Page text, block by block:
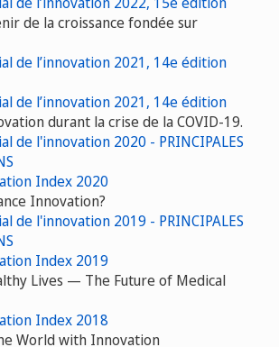
de la croissance fondée sur
de l’innovation 2021, 14e édition
de l’innovation 2021, 14e édition
durant la crise de la COVID-19.
de l'innovation 2020 - PRINCIPALES
Index 2020
Innovation?
de l'innovation 2019 - PRINCIPALES
Index 2019
Lives — The Future of Medical
Index 2018
World with Innovation